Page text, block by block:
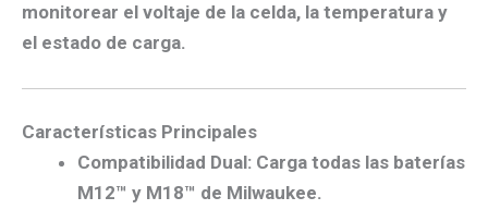
monitorear el voltaje de la celda, la temperatura y
el estado de carga.
Características Principales
Compatibilidad Dual: Carga todas las baterías
M12™ y M18™ de Milwaukee.